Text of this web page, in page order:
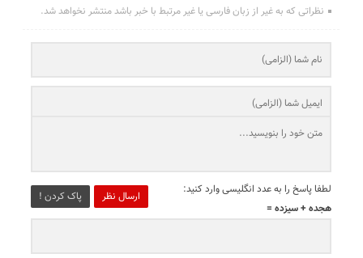
نظراتی که به غیر از زبان فارسی یا غیر مرتبط با خبر باشد منتشر نخواهد شد.
ارسال نظر پاک کردن !
لطفا پاسخ را به عدد انگلیسی وارد کنید:
هجده + سیزده =